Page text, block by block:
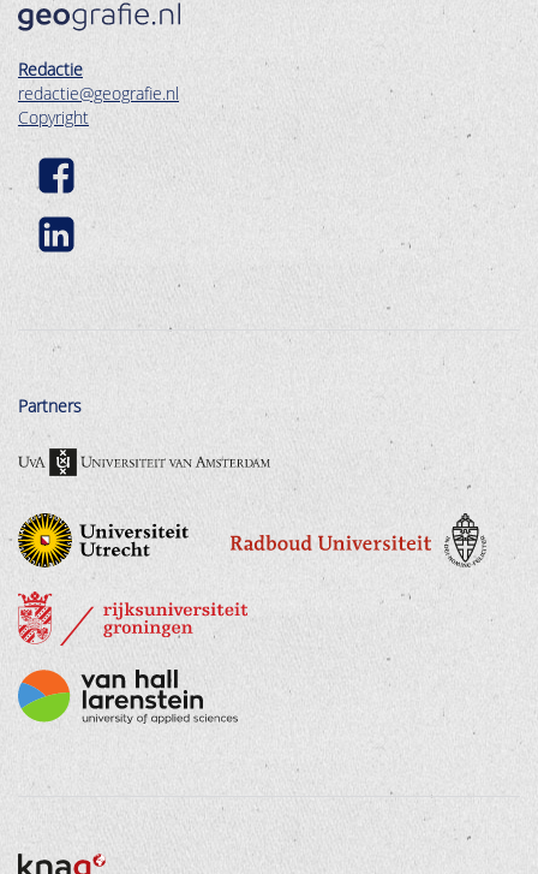
Redactie
redactie@geografie.nl
Copyright
Partners